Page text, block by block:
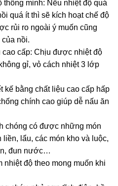
thông minh: Nếu nhiệt độ quá
quá ít thì sẽ kích hoạt chế độ
rủi ro ngoài ý muốn cũng
nồi.
cao cấp: Chịu được nhiệt độ
gỉ, vỏ cách nhiệt 3 lớp
bằng chất liệu cao cấp hấp
chính cao giúp dễ nấu ăn
chóng có được những món
lẩu, các món kho và luộc,
đun nước…
nhiệt độ theo mong muốn khi